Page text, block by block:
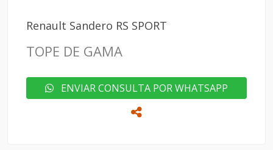
Renault Sandero RS SPORT
TOPE DE GAMA
ENVIAR CONSULTA POR WHATSAPP